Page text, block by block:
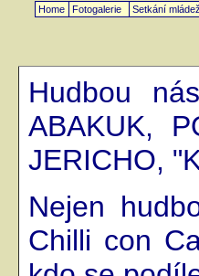
Hudbou
ABAKUK,
JERICHO,
Nejen
Chilli con
Home Fotogalerie Setkání